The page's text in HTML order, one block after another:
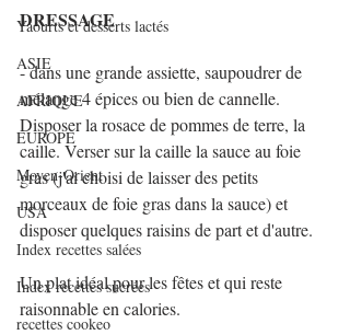
Yaourts et desserts lactés
ASIE
AFRIQUE
EUROPE
Moyen-Orient
USA
Index recettes salées
Index recettes sucrées
recettes cookeo
DRESSAGE
- dans une grande assiette, saupoudrer de
mélange 4 épices ou bien de cannelle.
Disposer la rosace de pommes de terre, la
caille. Verser sur la caille la sauce au foie
gras (j'ai choisi de laisser des petits
morceaux de foie gras dans la sauce) et
disposer quelques raisins de part et d'autre.
Un plat idéal pour les fêtes et qui reste
raisonnable en calories.